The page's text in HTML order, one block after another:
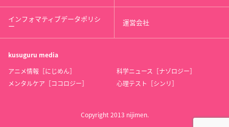
インフォマティブデータポリシ
ー 運営会社
kusuguru media
アニメ情報［にじめん］
科学ニュース［ナゾロジー］
メンタルケア［ココロジー］
心理テスト［シンリ］
Copyright 2013 nijimen.